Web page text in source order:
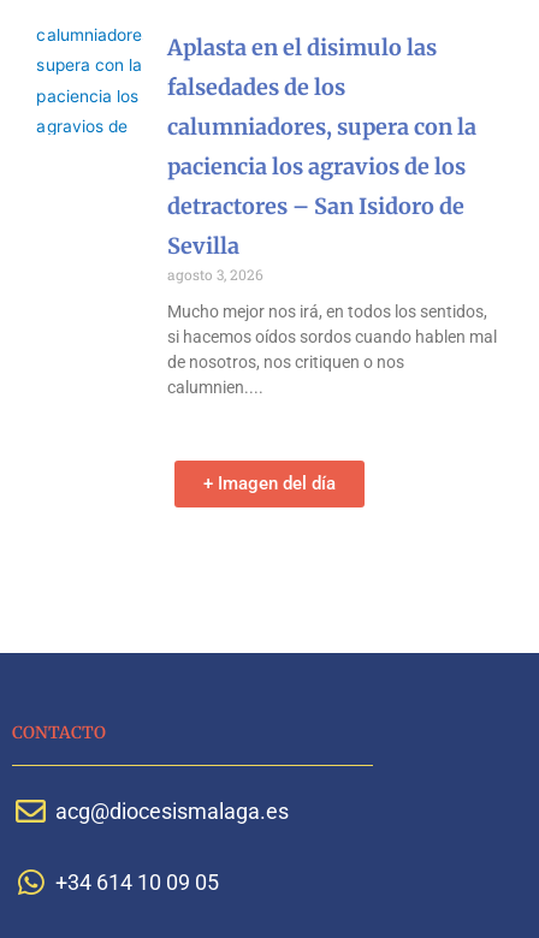
Aplasta en el disimulo las
falsedades de los
calumniadores, supera con la
paciencia los agravios de los
detractores – San Isidoro de
Sevilla
agosto 3, 2026
Mucho mejor nos irá, en todos los sentidos,
si hacemos oídos sordos cuando hablen mal
de nosotros, nos critiquen o nos
calumnien.
+ Imagen del día
CONTACTO
acg@diocesismalaga.es
+34 614 10 09 05